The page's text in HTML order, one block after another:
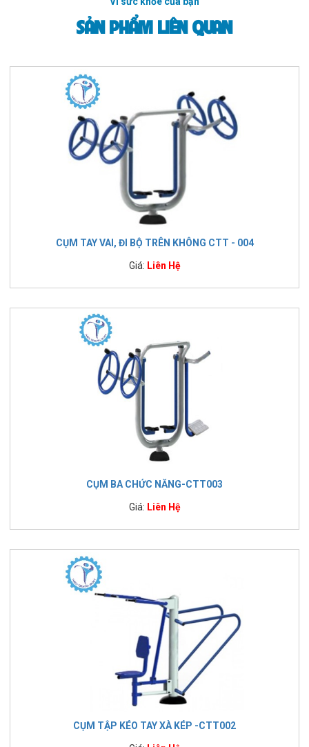
SẢN PHẨM LIÊN QUAN
CỤM TAY VAI, ĐI BỘ TRÊN KHÔNG CTT - 004
Giá: Liên Hệ
CỤM BA CHỨC NĂNG-CTT003
Giá: Liên Hệ
CỤM TẬP KÉO TAY XÀ KÉP -CTT002